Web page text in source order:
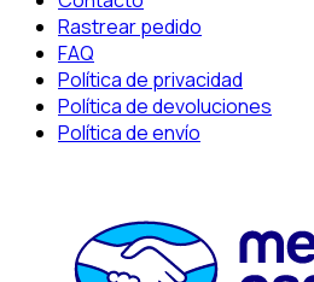
Rastrear pedido
FAQ
Política de privacidad
Política de devoluciones
Política de envío